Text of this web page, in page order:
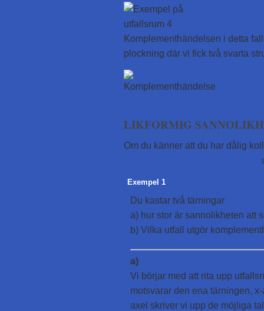
Komplementhändelsen i detta
plockning där vi fick två svarta
LIKFORMIG
Om du känner att du har dålig
Exempel 1
Du kastar två tärningar
a) hur stor är sannolikheten att
b) Vilka utfall utgör
a)
Vi börjar med att rita upp
motsvarar den ena tärningen,
axel skriver vi upp de möjliga